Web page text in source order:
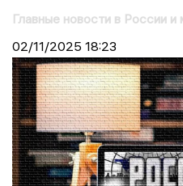
Главные новости в России
02/11/2025 18:23